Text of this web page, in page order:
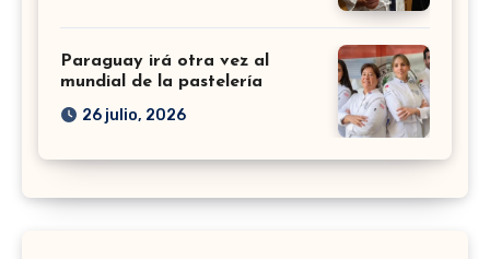
Paraguay irá otra vez al
mundial de la pastelería
26 julio, 2026